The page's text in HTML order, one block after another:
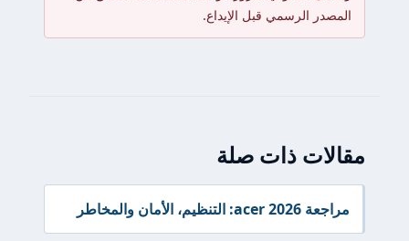
المصدر الرسمي قبل الإيداع.
مقالات ذات صلة
مراجعة acer 2026: التنظيم، الأمان والمخاطر